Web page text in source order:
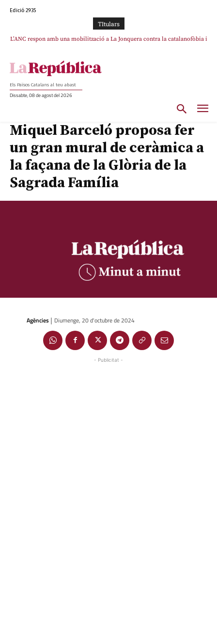
Edició 2935
TItulars
L’ANC respon amb una mobilització a La Jonquera contra la catalanofòbia i
Els Països Catalans al teu abast
Dissabte, 08 de agost del 2026
Miquel Barceló proposa fer
un gran mural de ceràmica a
la façana de la Glòria de la
Sagrada Família
Agències | Diumenge, 20 d'octubre de 2024
- Publicitat -